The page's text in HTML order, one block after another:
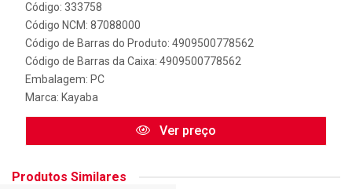
Código: 333758
Código NCM: 87088000
Código de Barras do Produto: 4909500778562
Código de Barras da Caixa: 4909500778562
Embalagem: PC
Marca: Kayaba
Ver preço
Produtos Similares